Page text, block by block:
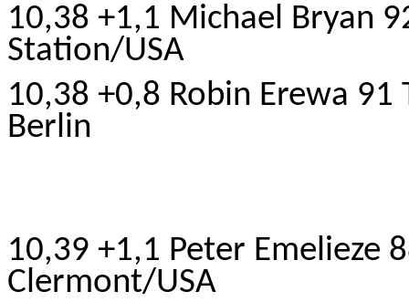
10,38 +1,1 Michael Bryan
Station/USA
10,38 +0,8 Robin Erewa
Berlin
10,39 +1,1 Peter Emelieze
Clermont/USA